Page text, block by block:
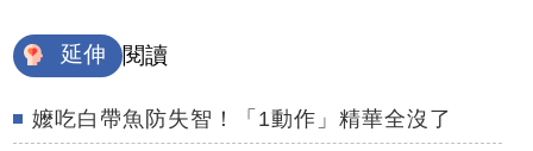
延伸 閱讀
嬤吃白帶魚防失智！「1動作」精華全沒了